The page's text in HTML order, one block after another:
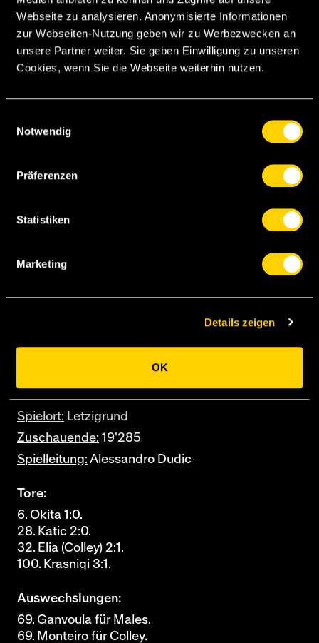
Webseite zu analysieren. Anonymisierte Informationen
zur Webseiten-Nutzung geben wir zu Werbezwecken an
unsere Partner weiter. Sie geben Einwilligung zu unseren
Cookies, wenn Sie die Webseite weiterhin nutzen.
Notwendig
Präferenzen
Statistiken
Marketing
Details zeigen
OK
Kamberi Katic Wallner
BoranijasevicMathew Condé Guerrero
Colley
R. Wicky
Spielort: Letzigrund
Zuschauende: 19'285
Spielleitung: Alessandro Dudic
Tore:
6. Okita 1:0.
28. Katic 2:0.
32. Elia (Colley) 2:1.
100. Krasniqi 3:1.
Auswechslungen:
69. Ganvoula für Males.
69. Monteiro für Colley.